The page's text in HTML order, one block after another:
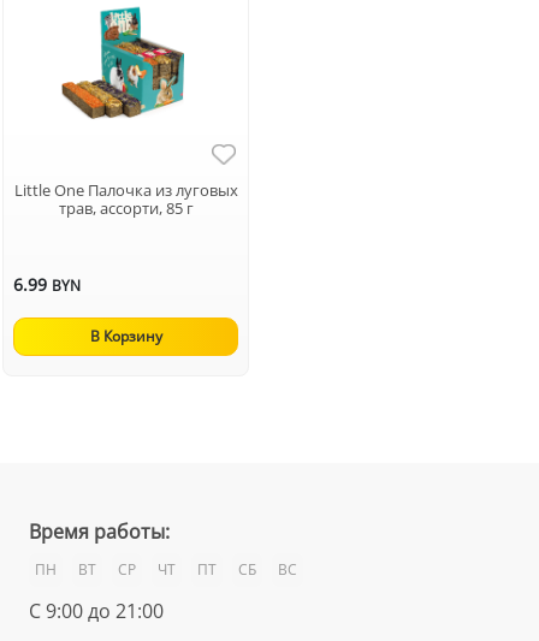
Little One Палочка из луговых
трав, ассорти, 85 г
6.99 BYN
В Корзину
Время работы:
ПН ВТ СР ЧТ ПТ СБ ВС
С 9:00 до 21:00